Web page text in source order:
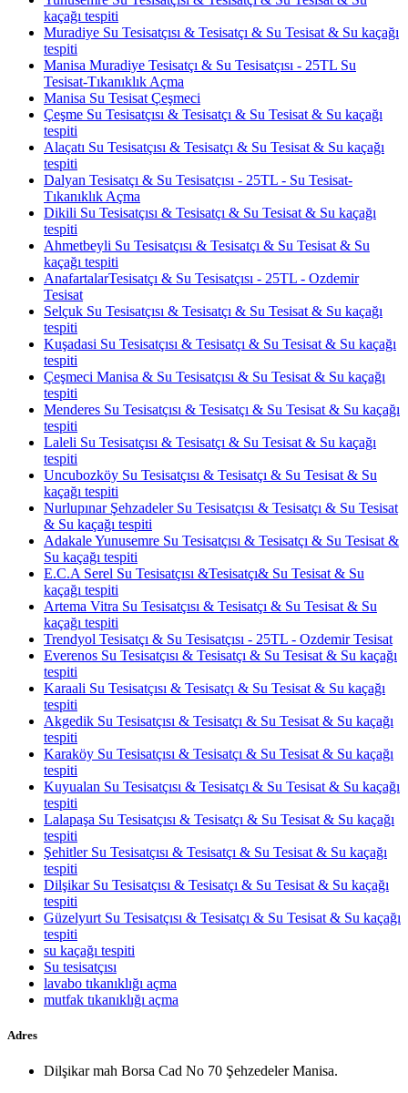
kaçağı tespiti
Muradiye Su Tesisatçısı & Tesisatçı & Su Tesisat & Su kaçağı
tespiti
Manisa Muradiye Tesisatçı & Su Tesisatçısı - 25TL Su
Tesisat-Tıkanıklık Açma
Manisa Su Tesisat Çeşmeci
Çeşme Su Tesisatçısı & Tesisatçı & Su Tesisat & Su kaçağı
tespiti
Alaçatı Su Tesisatçısı & Tesisatçı & Su Tesisat & Su kaçağı
tespiti
Dalyan Tesisatçı & Su Tesisatçısı - 25TL - Su Tesisat-
Tıkanıklık Açma
Dikili Su Tesisatçısı & Tesisatçı & Su Tesisat & Su kaçağı
tespiti
Ahmetbeyli Su Tesisatçısı & Tesisatçı & Su Tesisat & Su
kaçağı tespiti
AnafartalarTesisatçı & Su Tesisatçısı - 25TL - Ozdemir
Tesisat
Selçuk Su Tesisatçısı & Tesisatçı & Su Tesisat & Su kaçağı
tespiti
Kuşadasi Su Tesisatçısı & Tesisatçı & Su Tesisat & Su kaçağı
tespiti
Çeşmeci Manisa & Su Tesisatçısı & Su Tesisat & Su kaçağı
tespiti
Menderes Su Tesisatçısı & Tesisatçı & Su Tesisat & Su kaçağı
tespiti
Laleli Su Tesisatçısı & Tesisatçı & Su Tesisat & Su kaçağı
tespiti
Uncubozköy Su Tesisatçısı & Tesisatçı & Su Tesisat & Su
kaçağı tespiti
Nurlupınar Şehzadeler Su Tesisatçısı & Tesisatçı & Su Tesisat
& Su kaçağı tespiti
Adakale Yunusemre Su Tesisatçısı & Tesisatçı & Su Tesisat &
Su kaçağı tespiti
E.C.A Serel Su Tesisatçısı &Tesisatçı& Su Tesisat & Su
kaçağı tespiti
Artema Vitra Su Tesisatçısı & Tesisatçı & Su Tesisat & Su
kaçağı tespiti
Trendyol Tesisatçı & Su Tesisatçısı - 25TL - Ozdemir Tesisat
Everenos Su Tesisatçısı & Tesisatçı & Su Tesisat & Su kaçağı
tespiti
Karaali Su Tesisatçısı & Tesisatçı & Su Tesisat & Su kaçağı
tespiti
Akgedik Su Tesisatçısı & Tesisatçı & Su Tesisat & Su kaçağı
tespiti
Karaköy Su Tesisatçısı & Tesisatçı & Su Tesisat & Su kaçağı
tespiti
Kuyualan Su Tesisatçısı & Tesisatçı & Su Tesisat & Su kaçağı
tespiti
Lalapaşa Su Tesisatçısı & Tesisatçı & Su Tesisat & Su kaçağı
tespiti
Şehitler Su Tesisatçısı & Tesisatçı & Su Tesisat & Su kaçağı
tespiti
Dilşikar Su Tesisatçısı & Tesisatçı & Su Tesisat & Su kaçağı
tespiti
Güzelyurt Su Tesisatçısı & Tesisatçı & Su Tesisat & Su kaçağı
tespiti
su kaçağı tespiti
Su tesisatçısı
lavabo tıkanıklığı açma
mutfak tıkanıklığı açma
Adres
Dilşikar mah Borsa Cad No 70 Şehzedeler Manisa.